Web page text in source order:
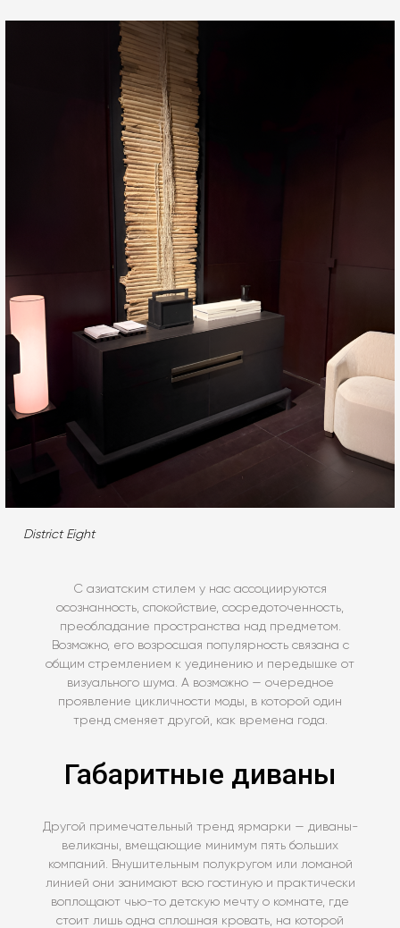
District Eight
С азиатским стилем у нас ассоциируются
осознанность, спокойствие, сосредоточенность,
преобладание пространства над предметом.
Возможно, его возросшая популярность связана с
общим стремлением к уединению и передышке от
визуального шума. А возможно — очередное
проявление цикличности моды, в которой один
тренд сменяет другой, как времена года.
Габаритные диваны
Другой примечательный тренд ярмарки — диваны-
великаны, вмещающие минимум пять больших
компаний. Внушительным полукругом или ломаной
линией они занимают всю гостиную и практически
воплощают чью-то детскую мечту о комнате, где
стоит лишь одна сплошная кровать, на которой